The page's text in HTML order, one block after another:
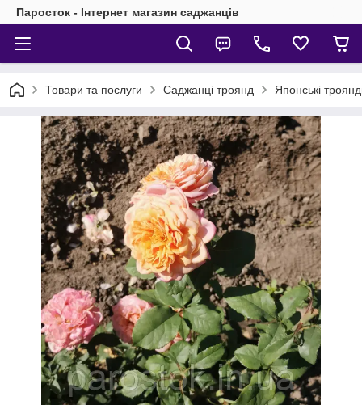
Паросток - Інтернет магазин саджанців
Товари та послуги Саджанці троянд Японські